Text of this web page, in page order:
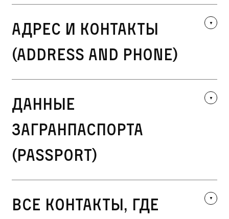
Адрес и контакты
(Address and Phone)
Данные
загранпаспорта
(Passport)
Все контакты, где